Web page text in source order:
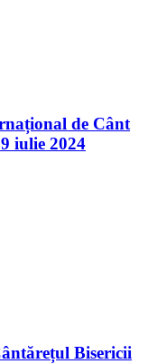
de Cânt
iulie 2024
Bisericii